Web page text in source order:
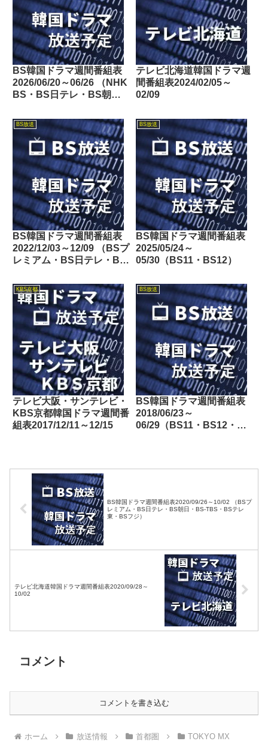
BS韓国ドラマ週間番組表
2026/06/20～06/26 （NHK
BS・BS日テレ・BS朝
東・BSフジ）
テレビ北海道韓国ドラマ週
間番組表2024/02/05～
02/09
BS放送
BS韓国ドラマ週間番組表
2022/12/03～12/09 （BSプ
レミアム・BS日テレ・BS
東・BSフジ）
BS放送
BS韓国ドラマ週間番組表
2025/05/24～
05/30（BS11・BS12）
KBS京都
テレビ大阪・サンテレビ・
KBS京都韓国ドラマ週間番
組表2017/12/11～12/15
BS放送
BS韓国ドラマ週間番組表
2018/06/23～
06/29（BS11・BS12・
BS韓国ドラマ週間番組表2020/09/26～10/02 （BSプ
レミアム・BS日テレ・BS朝日・BS-TBS・BSテレ
東・BSフジ）
テレビ北海道韓国ドラマ週間番組表2020/09/28～
10/02
コメント
コメントを書き込む
ホーム 放送情報 首都圏 TOKYO MX